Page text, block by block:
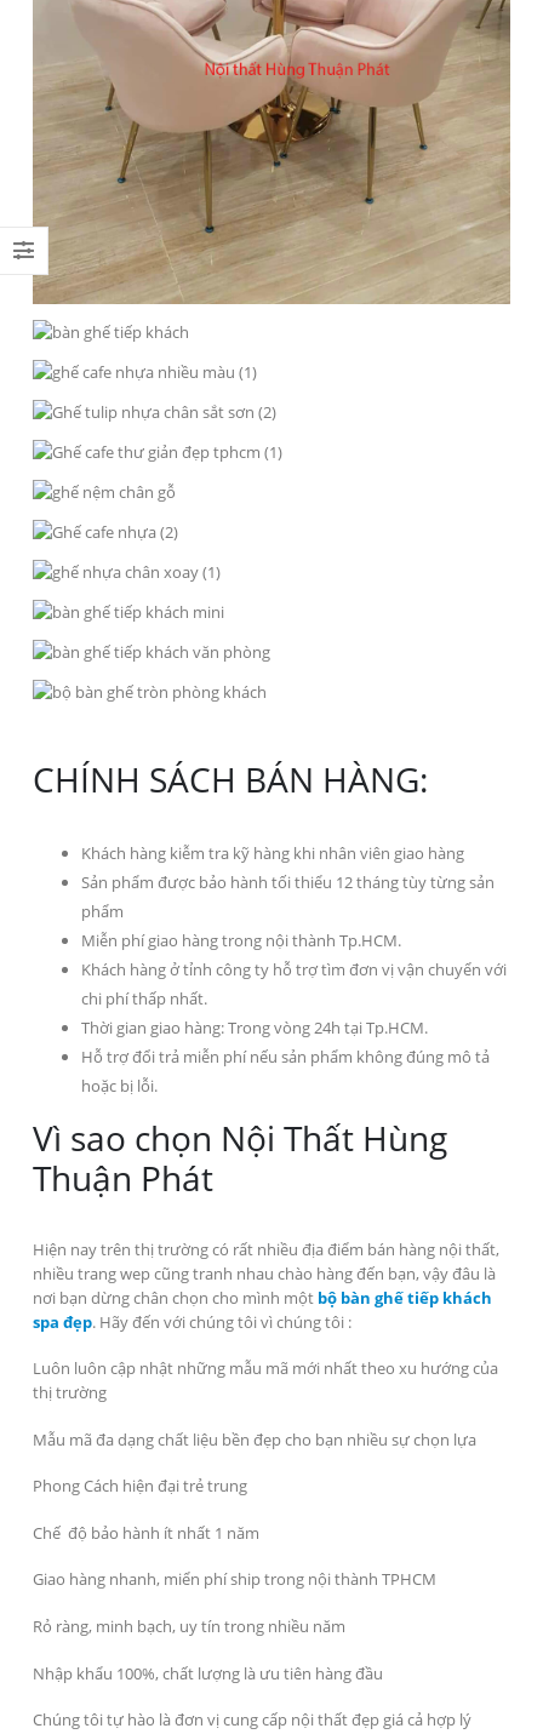
CHÍNH SÁCH BÁN HÀNG:
Khách hàng kiễm tra kỹ hàng khi nhân viên giao hàng
Sản phẩm được bảo hành tối thiểu 12 tháng tùy từng sản
phẩm
Miễn phí giao hàng trong nội thành Tp.HCM.
Khách hàng ở tỉnh công ty hỗ trợ tìm đơn vị vận chuyển với
chi phí thấp nhất.
Thời gian giao hàng: Trong vòng 24h tại Tp.HCM.
Hỗ trợ đổi trả miễn phí nếu sản phẩm không đúng mô tả
hoặc bị lỗi.
Vì sao chọn Nội Thất Hùng
Thuận Phát
Hiện nay trên thị trường có rất nhiều địa điểm bán hàng nội thất,
nhiều trang wep cũng tranh nhau chào hàng đến bạn, vậy đâu là
nơi bạn dừng chân chọn cho mình mộtbộ bàn ghế tiếp khách
spa đẹp. Hãy đến với chúng tôi vì chúng tôi :
Luôn luôn cập nhật những mẫu mã mới nhất theo xu hướng của
thị trường
Mẫu mã đa dạng chất liệu bền đẹp cho bạn nhiều sự chọn lựa
Phong Cách hiện đại trẻ trung
Chế độ bảo hành ít nhất 1 năm
Giao hàng nhanh, miển phí ship trong nội thành TPHCM
Rỏ ràng, minh bạch, uy tín trong nhiều năm
Nhập khẩu 100%, chất lượng là ưu tiên hàng đầu
Chúng tôi tự hào là đơn vị cung cấp nội thất đẹp giá cả hợp lý